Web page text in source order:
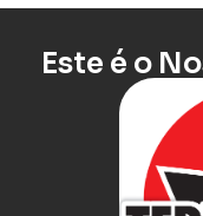
Este é o